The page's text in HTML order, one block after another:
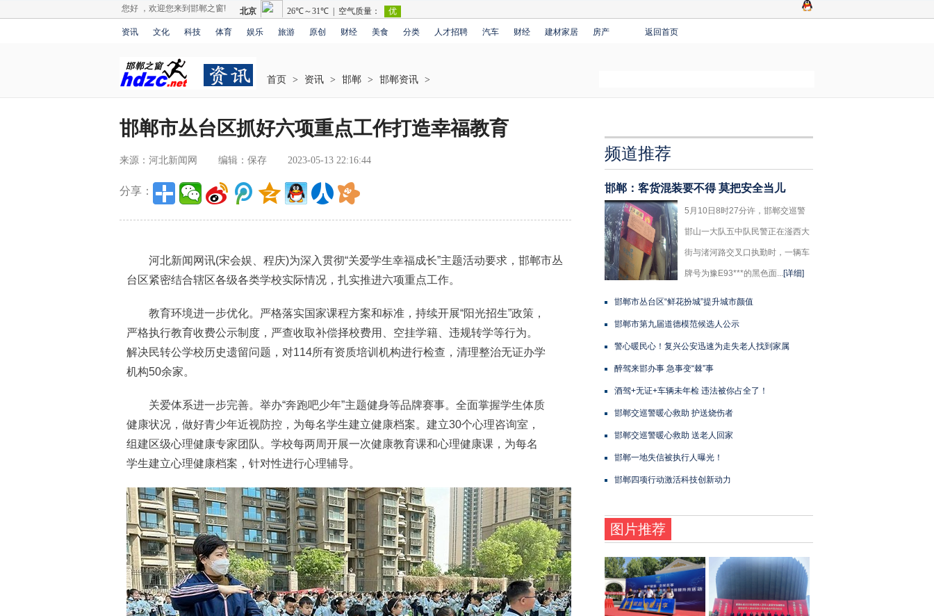
您好 ，欢迎您来到邯郸之窗!
资讯 文化 科技 体育 娱乐 旅游 原创 财经 美食 分类 人才招聘 汽车 财经 建材家居 房产 返回首页
首页 > 资讯 > 邯郸 > 邯郸资讯 >
邯郸市丛台区抓好六项重点工作打造幸福教育
来源：河北新闻网 编辑：保存 2023-05-13 22:16:44
分享：
河北新闻网讯(宋会娱、程庆)为深入贯彻“关爱学生幸福成长”主题活动要求，邯郸市丛
台区紧密结合辖区各级各类学校实际情况，扎实推进六项重点工作。
教育环境进一步优化。严格落实国家课程方案和标准，持续开展“阳光招生”政策，
严格执行教育收费公示制度，严查收取补偿择校费用、空挂学籍、违规转学等行为。
解决民转公学校历史遗留问题，对114所有资质培训机构进行检查，清理整治无证办学
机构50余家。
关爱体系进一步完善。举办“奔跑吧少年”主题健身等品牌赛事。全面掌握学生体质
健康状况，做好青少年近视防控，为每名学生建立健康档案。建立30个心理咨询室，
组建区级心理健康专家团队。学校每两周开展一次健康教育课和心理健康课，为每名
学生建立心理健康档案，针对性进行心理辅导。
频道推荐
邯郸：客货混装要不得 莫把安全当儿
5月10日8时27分许，邯郸交巡警
邯山一大队五中队民警正在滏西大
街与渚河路交叉口执勤时，一辆车
牌号为豫E93***的黑色面...[详细]
邯郸市丛台区“鲜花扮城”提升城市颜值
邯郸市第九届道德模范候选人公示
警心暖民心！复兴公安迅速为走失老人找到家属
醉驾来邯办事 急事变“棘”事
酒驾+无证+车辆未年检 违法被你占全了！
邯郸交巡警暖心救助 护送烧伤者
邯郸交巡警暖心救助 送老人回家
邯郸一地失信被执行人曝光！
​邯郸四项行动激活科技创新动力
图片推荐